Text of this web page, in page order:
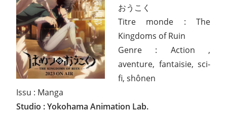
おうこく
Titre monde : The
Kingdoms of Ruin
Genre : Action ,
aventure, fantaisie, sci-
fi, shônen
Issu : Manga
Studio : Yokohama Animation Lab.